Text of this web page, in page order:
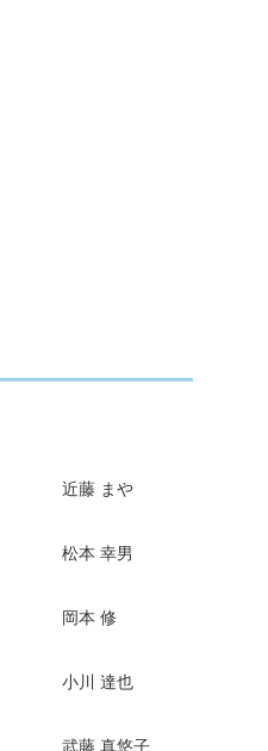
近藤 まや
松本 幸男
岡本 修
小川 達也
武藤 真悠子